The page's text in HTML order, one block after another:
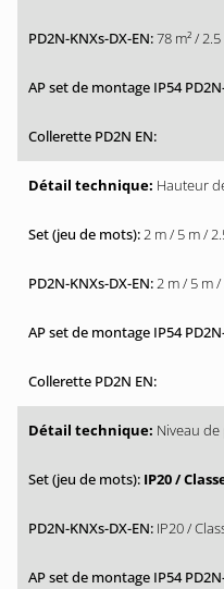
78 m² /
Hauteur
2 m / 5 m /
2 m / 5 m
Niveau
IP20 /
IP20 /